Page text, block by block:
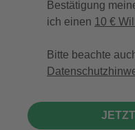
Bestätigung
ich einen 10 €
Bitte beachte